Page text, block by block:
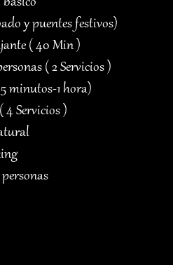
y puentes festivos)
( 40 Min )
( 2 Servicios )
minutos-1 hora)
Servicios )